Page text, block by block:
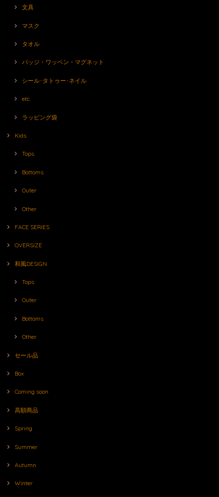
文具
マスク
タオル
バッジ・ワッペン・マグネット
シール･タトゥー･ネイル
etc.
ラッピング袋
Kids
Tops
Bottoms
Outer
Other
FACE SERIES
OVERSIZE
和風DESIGN
Tops
Outer
Bottoms
Other
セール品
Box
Coming soon
高額商品
Spring
Summer
Autumn
Winter